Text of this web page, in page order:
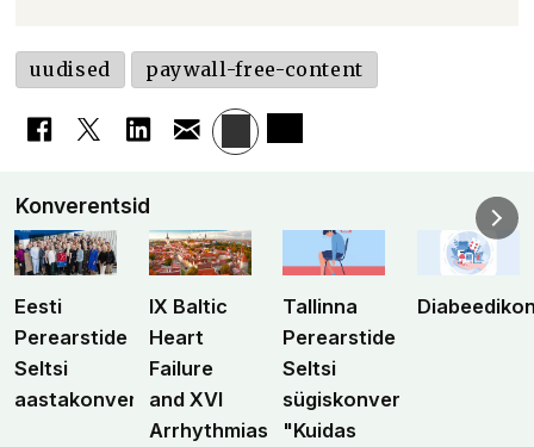
uudised paywall-free-content
Konverentsid
Eesti
Perearstide
Seltsi
aastakonverents
IX Baltic
Heart
Failure
and XVI
Arrhythmias
Tallinna
Perearstide
Seltsi
sügiskonverents
"Kuidas